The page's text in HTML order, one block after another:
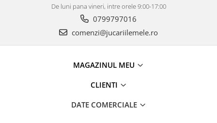
De luni pana vineri, intre orele 9:00-17:00
0799797016
comenzi@jucariilemele.ro
MAGAZINUL MEU
CLIENTI
DATE COMERCIALE